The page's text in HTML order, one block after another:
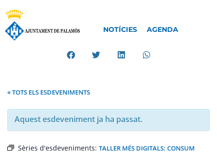
NOTÍCIES AGENDA
« TOTS ELS ESDEVENIMENTS
Aquest esdeveniment ja ha passat.
Sèries d'esdeveniments: TALLER MÉS DIGITALS: CONSUM